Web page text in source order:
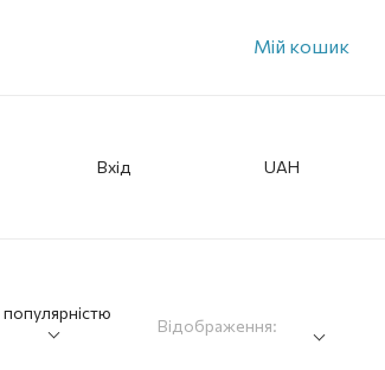
Мій кошик
Вхід UAH
популярністю
Відображення: